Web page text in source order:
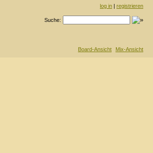
log in | registrieren
Suche:
Board-Ansicht Mix-Ansicht